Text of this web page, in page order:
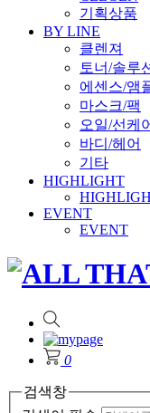
기획상품
BY LINE
클렌져
토너/솔루
에센스/앰
마스크/팩
오일/선케
바디/헤어
기타
HIGHLIGHT
EVENT
EVENT
0
검색창